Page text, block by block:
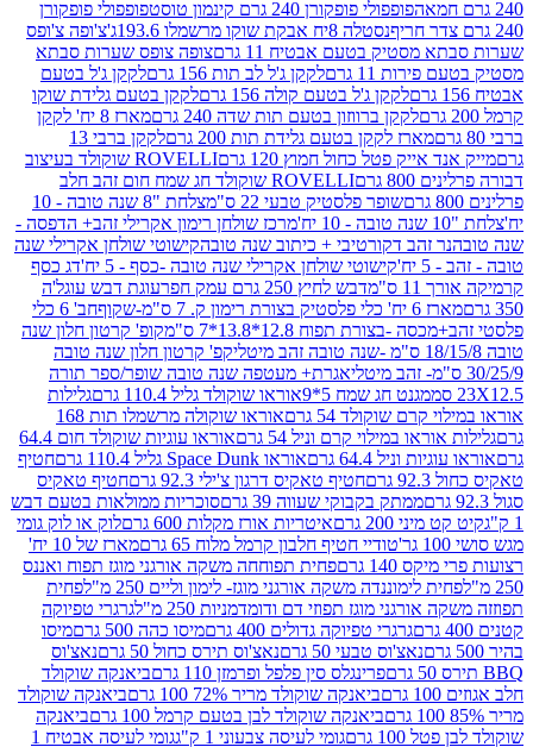
פופפולי פופקורן 240 גרם קינמון טוסט
פופפולי פופקורן
נסטלה 8יח אבקת שוקו מרשמלו 193.6ג'
צ'ופה צ'ופס
מסטיק בטעם אבטיח 11 גרם
צופה צופס שערות סבתא
11 גרם
לקקן ג'ל לב תות 156 גרם
לקקן ג'ל בטעם
לקקן ג'ל בטעם קולה 156 גרם
לקקן בטעם גלידת שוקו
לקקן ברווזון בטעם תות שדה 240 גרם
מארז 8 יח' לקקן
מארז לקקן בטעם גלידת תות 200 גרם
לקקן ברבי 13
אייק פטל כחול חמוץ 120 גרם
ROVELLI שוקולד בעיצוב
גרם
ROVELLI שוקולד חג שמח חום זהב חלב
שופר פלסטיק טבעי 22 ס"מ
צלחת "8 שנה טובה - 10
מרכז שולחן רימון אקרילי זהב+ הדפסה -
זהב דקורטיבי + כיתוב שנה טובהקישוטי שולחן אקרילי שנה
קישוטי שולחן אקרילי שנה טובה -כסף - 5 יח'
דג כסף
ס"מ
דבש לחיץ 250 גרם עמק חפר
עוגת דבש עוגל'ה
בצורת רימון ק. 7 ס"מ-שקוף
חב' 6 כלי
-בצורת תפוח 12.8*13.8*7 ס"מ
קופ' קרטון חלון שנה
קפ' קרטון חלון שנה טובה
אגרת+ מעטפה שנה טובה שופר/ספר תורה
מגנט חג שמח 5*9
אוראו שוקולד גליל 110.4 גרם
גלילות
קרם שוקולד 54 גרם
אוראו שוקולה מרשמלו תות 168
במילוי קרם וניל 54 גרם
אוראו עוגיות שוקולד חום 64.4
וניל 64.4 גרם
אוראו Space Dunk גליל 110.4 גרם
חטיף
חטיף טאקיס דרגון צ'ילי 92.3 גרם
חטיף טאקיס
ממתק בקבוקי שעווה 39 גרם
סוכריות ממולאות בטעם דבש
200 גרם
איטריות אורז מקלות 600 גרם
לוק או לוק גומי
טודיי חטיף חלבון קרמל מלוח 65 גרם
מארז של 10 יח'
140 גרם
פחית תפוחחה משקה אורגני מוגז תפוח ואננס
לימוננדה משקה אורגני מוגז- לימון וליים 250 מ"ל
פחית
מוגז תפוזי דם ודומדמניות 250 מ"ל
גרגרי טפיוקה
גרגרי טפיוקה גדולים 400 גרם
מיסו כהה 500 גרם
מיסו
נאצ'וס טבעי 50 גרם
נאצ'וס תירס כחול 50 גרם
נאצ'וס
פרינגלס סין פלפל ופרמזן 110 גרם
ביאנקה שוקולד
ביאנקה שוקולד מריר 72% 100 גרם
ביאנקה שוקולד
ביאנקה שוקולד לבן בטעם קרמל 100 גרם
ביאנקה
גרם
גומי לעיסה צבעוני 1 ק"ג גומי לעיסה אבטיח 1